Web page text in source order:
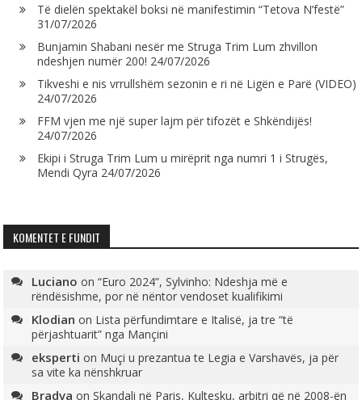
Të dielën spektakël boksi në manifestimin “Tetova N’festë”
31/07/2026
Bunjamin Shabani nesër me Struga Trim Lum zhvillon
ndeshjen numër 200! 24/07/2026
Tikveshi e nis vrrullshëm sezonin e ri në Ligën e Parë (VIDEO)
24/07/2026
FFM vjen me një super lajm për tifozët e Shkëndijës!
24/07/2026
Ekipi i Struga Trim Lum u mirëprit nga numri 1 i Strugës,
Mendi Qyra 24/07/2026
KOMENTET E FUNDIT
Luciano on“Euro 2024”, Sylvinho: Ndeshja më e
rëndësishme, por në nëntor vendoset kualifikimi
Klodian on Lista përfundimtare e Italisë, ja tre “të
përjashtuarit” nga Mançini
eksperti on Muçi u prezantua te Legia e Varshavës, ja për
sa vite ka nënshkruar
Bradva onSkandali në Paris, Kultesku, arbitri që në 2008-ën